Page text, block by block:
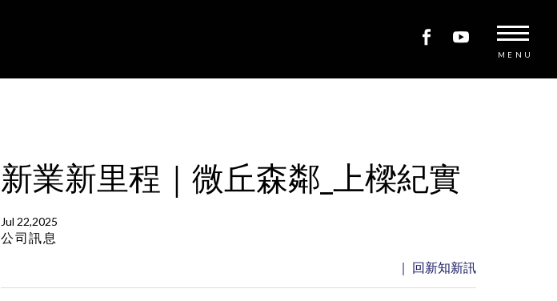
MENU
新業新里程｜微丘森鄰_上樑紀實
Jul 22,2025
公司訊息
｜ 回新知新訊